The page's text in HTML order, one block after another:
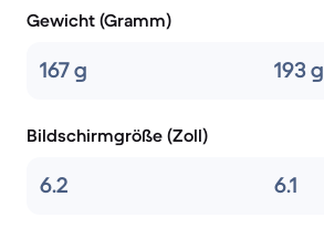
Gewicht (Gramm)
167 g 193 g
Bildschirmgröße (Zoll)
6.2 6.1